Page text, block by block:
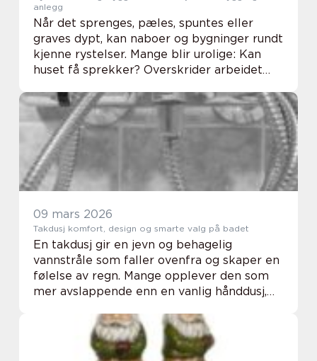
anlegg
Når det sprenges, pæles, spuntes eller
graves dypt, kan naboer og bygninger rundt
kjenne rystelser. Mange blir urolige: Kan
huset få sprekker? Overskrider arbeidet
rystelsesmåling inn som et viktig verktøy.
Målingene gir ob...
09 mars 2026
Takdusj komfort, design og smarte valg på badet
En takdusj gir en jevn og behagelig
vannstråle som faller ovenfra og skaper en
følelse av regn. Mange opplever den som
mer avslappende enn en vanlig hånddusj,
badet. Riktig valgt takdusj kombinerer
komfort, f...